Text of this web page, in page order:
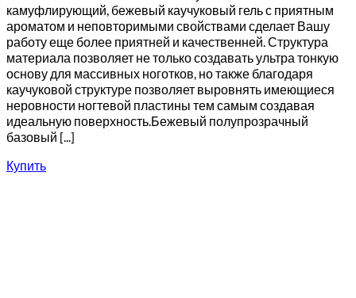
камуфлирующий, бежевый каучуковый гель с приятным
ароматом и неповторимыми свойствами сделает Вашу
работу еще более приятней и качественней. Структура
материала позволяет не только создавать ультра тонкую
основу для массивных ноготков, но также благодаря
каучуковой структуре позволяет выровнять имеющиеся
неровности ногтевой пластины тем самым создавая
идеальную поверхность.Бежевый полупрозрачный
базовый [...]
Купить